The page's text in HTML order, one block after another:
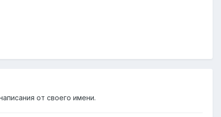
от своего имени.